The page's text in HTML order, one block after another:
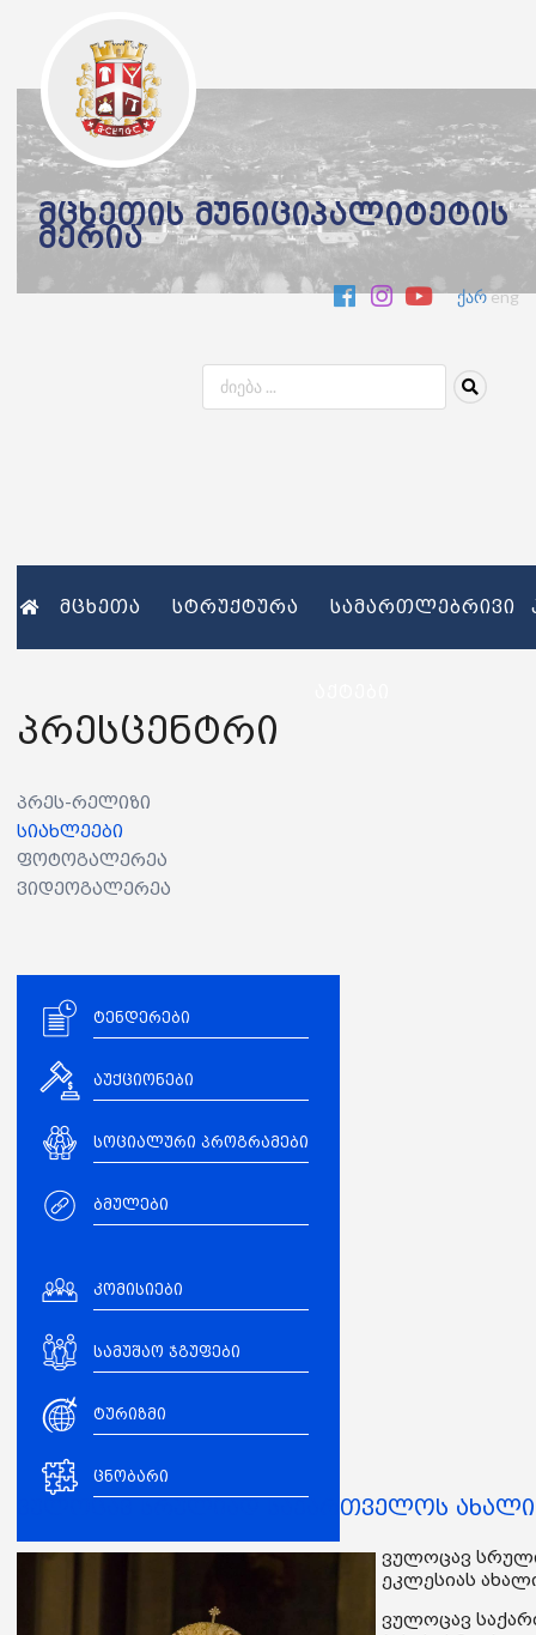
მცხეთის მუნიციპალიტეტის
მერია
ქარeng
მცხეთა სტრუქტურა სამართლებრივი
პრესცენტრი
პრეს-რელიზი
სიახლეები
ფოტოგალერეა
ვიდეოგალერეა
ტენდერები
აუქციონები
სოციალური პროგრამები
ბმულები
კომისიები
სამუშაო ჯგუფები
ტურიზმი
ცნობარი
ვულოცავ სრულიად საქართველოს ახალი
ვულოცავ
ეკლესიას
ვულოცავ